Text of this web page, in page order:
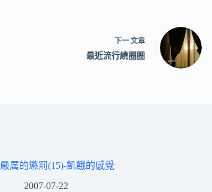
下一 文章
最近流行繞圈圈
嚴厲的懲罰(15)-飢餓的感覺
2007-07-22